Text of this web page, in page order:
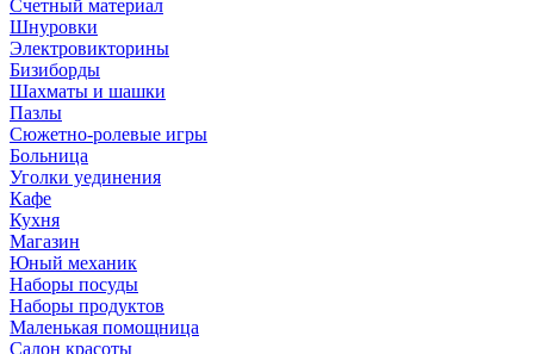
Счетный материал
Шнуровки
Электровикторины
Бизиборды
Шахматы и шашки
Пазлы
Сюжетно-ролевые игры
Больница
Уголки уединения
Кафе
Кухня
Магазин
Юный механик
Наборы посуды
Наборы продуктов
Маленькая помощница
Салон красоты